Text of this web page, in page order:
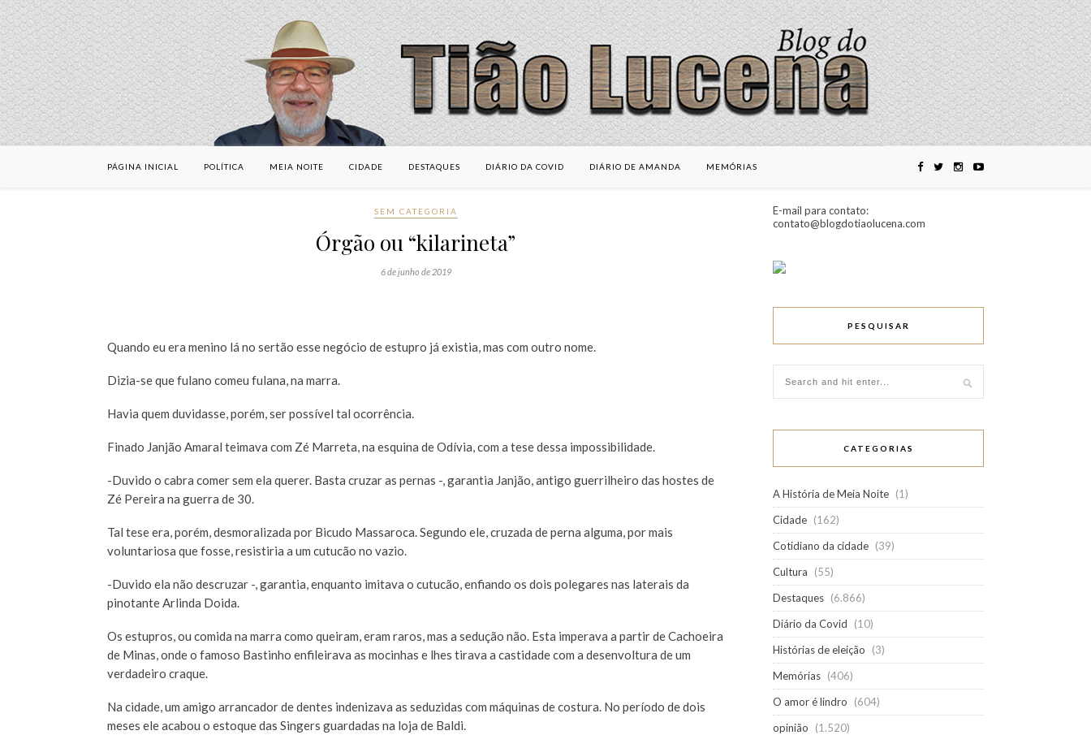
PÁGINA INICIAL POLÍTICA MEIA NOITE CIDADE DESTAQUES DIÁRIO DA COVID DIÁRIO DE AMANDA MEMÓRIAS
SEM CATEGORIA
Órgão ou “kilarineta”
6 de junho de 2019
Quando eu era menino lá no sertão esse negócio de estupro já existia, mas com outro nome.
Dizia-se que fulano comeu fulana, na marra.
Havia quem duvidasse, porém, ser possível tal ocorrência.
Finado Janjão Amaral teimava com Zé Marreta, na esquina de Odívia, com a tese dessa impossibilidade.
-Duvido o cabra comer sem ela querer. Basta cruzar as pernas -, garantia Janjão, antigo guerrilheiro das hostes de
Zé Pereira na guerra de 30.
Tal tese era, porém, desmoralizada por Bicudo Massaroca. Segundo ele, cruzada de perna alguma, por mais
voluntariosa que fosse, resistiria a um cutucão no vazio.
-Duvido ela não descruzar -, garantia, enquanto imitava o cutucão, enfiando os dois polegares nas laterais da
pinotante Arlinda Doida.
Os estupros, ou comida na marra como queiram, eram raros, mas a sedução não. Esta imperava a partir de Cachoeira
de Minas, onde o famoso Bastinho enfileirava as mocinhas e lhes tirava a castidade com a desenvoltura de um
verdadeiro craque.
Na cidade, um amigo arrancador de dentes indenizava as seduzidas com máquinas de costura. No período de dois
meses ele acabou o estoque das Singers guardadas na loja de Baldi.
E-mail para contato:
contato@blogdotiaolucena.com
PESQUISAR
CATEGORIAS
A História de Meia Noite (1)
Cidade (162)
Cotidiano da cidade (39)
Cultura
(55)
Destaques (6.866)
Diário da Covid
(10)
Histórias de eleição
(3)
Memórias (406)
O amor é lindro
(604)
opinião
(1.520)